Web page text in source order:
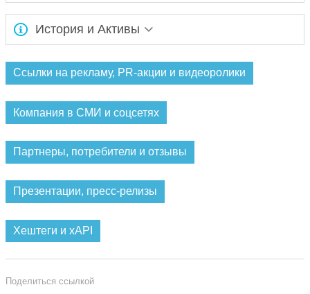
Ожидается заполнение информации...
История и Активы
Ссылки на рекламу, PR-акции и видеоролики
Компания в СМИ и соцсетях
Партнеры, потребители и отзывы
Презентации, пресс-релизы
Хештеги и xAPI
Поделиться ссылкой